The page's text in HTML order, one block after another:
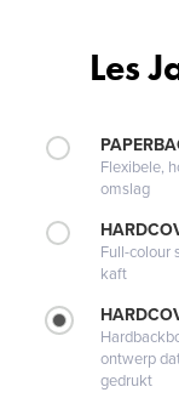
Les
Flexibele,
omslag
Full-colour
kaft
ontwerp
gedrukt